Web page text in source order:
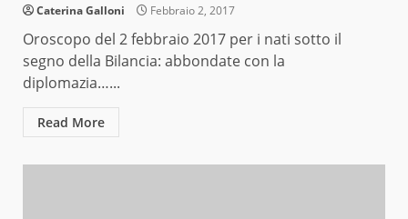
Caterina Galloni Febbraio 2, 2017
Oroscopo del 2 febbraio 2017 per i nati sotto il
segno della Bilancia: abbondate con la
diplomazia…...
Read More